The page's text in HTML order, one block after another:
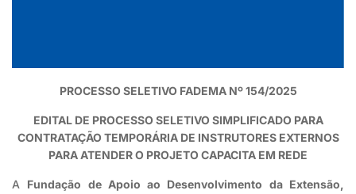
PROCESSO SELETIVO FADEMA Nº 154/2025
EDITAL DE PROCESSO SELETIVO SIMPLIFICADO PARA
CONTRATAÇÃO TEMPORÁRIA DE INSTRUTORES EXTERNOS
PARA ATENDER O PROJETO CAPACITA EM REDE
A Fundação de Apoio ao Desenvolvimento da Extensão,